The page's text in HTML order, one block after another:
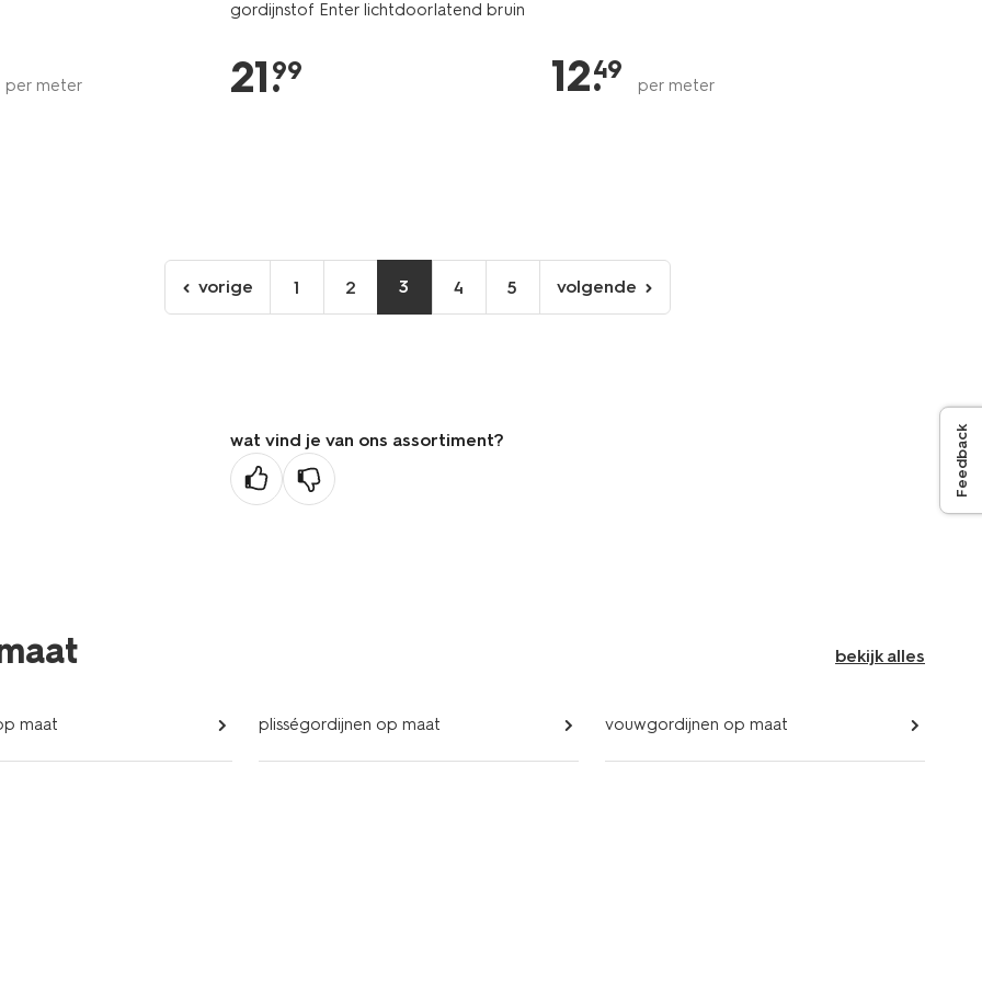
per meter
gordijnstof Enter lichtdoorlatend bruin
21.
99 12.
49
per meter
ga
naar
vorige 1 2 3 4 5
volgende
pagina
volgende
wat vind je van ons assortiment? Feedback
bekijk alles
maat plisségordijnen op maat vouwgordijnen op maat